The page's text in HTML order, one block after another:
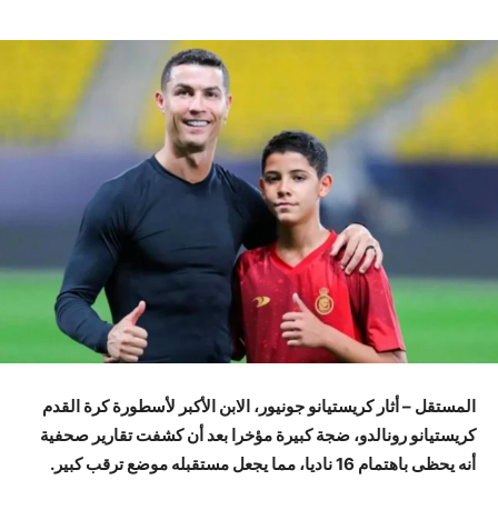
المستقل – أثار كريستيانو جونيور، الابن الأكبر لأسطورة كرة القدم
كريستيانو رونالدو، ضجة كبيرة مؤخرا بعد أن كشفت تقارير صحفية
أنه يحظى باهتمام 16 ناديا، مما يجعل مستقبله موضع ترقب كبير.